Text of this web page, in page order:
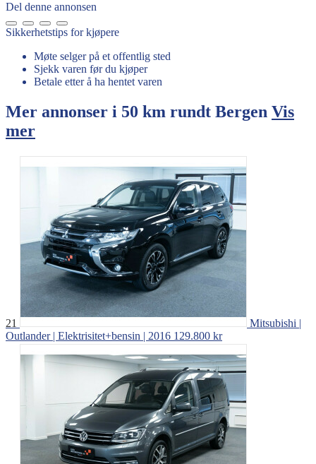
Del denne annonsen
Sikkerhetstips for kjøpere
Møte selger på et offentlig sted
Sjekk varen før du kjøper
Betale etter å ha hentet varen
Mer annonser i 50 km rundt Bergen Vis
mer
21
Mitsubishi |
Outlander | Elektrisitet+bensin | 2016 129.800 kr